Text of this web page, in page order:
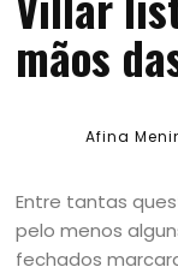
mãos
Afina
Entre tantas
pelo menos
fechados